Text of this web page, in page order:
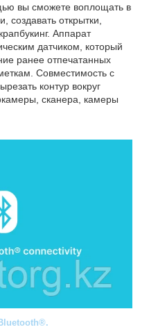
вы сможете воплощать в
создавать открытки,
Аппарат
датчиком, который
ранее отпечатанных
Совместимость с
контур вокруг
сканера, камеры